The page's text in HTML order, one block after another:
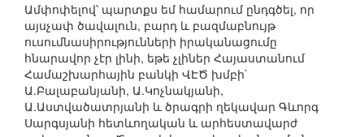
Ամփոփելով՝ պարտքս եմ համարում ընդգծել, որ
այսչափ ծավալուն, բարդ և բազմաբնույթ
ուսումնասիրությունների իրականացումը
հնարավոր չէր լինի, եթե չլիներ Հայաստանում
Համաշխարհային բանկի ՎԷԾ խմբի`
Ա.Բալաբանյանի, Ա.Կոչնակյանի,
Ա.Աստվածատրյանի և ծրագրի ղեկավար Գևորգ
Սարգսյանի հետևողական և արհեստավարժ